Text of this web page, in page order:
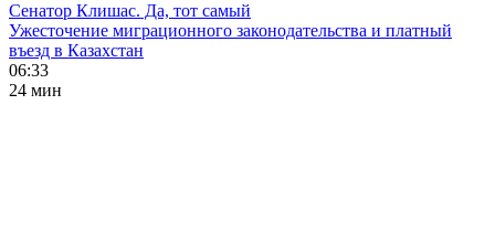
Сенатор Клишас. Да, тот самый
Ужесточение миграционного законодательства и платный
въезд в Казахстан
06:33
24 мин